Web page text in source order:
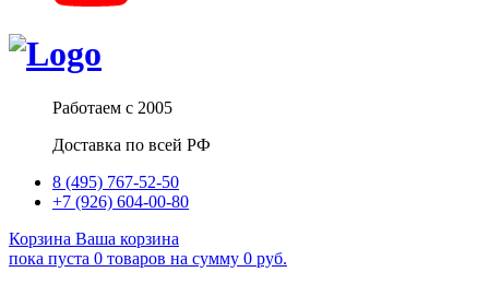
Работаем с 2005
Доставка по всей РФ
8 (495) 767-52-50
+7 (926) 604-00-80
Корзина Ваша корзина
пока пуста 0 товаров на сумму 0 руб.